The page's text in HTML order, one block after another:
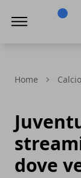
Home Calcio
dove